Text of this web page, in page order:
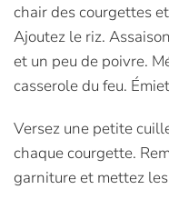
chair des courgettes
Ajoutez le riz.
et un peu de poivre.
casserole du feu.
Versez une petite
chaque courgette.
garniture et mettez